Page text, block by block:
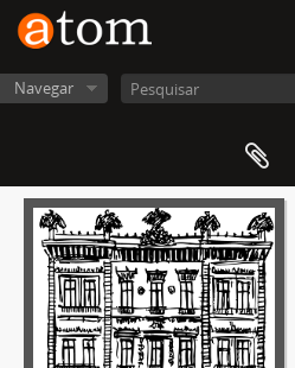
Navegar